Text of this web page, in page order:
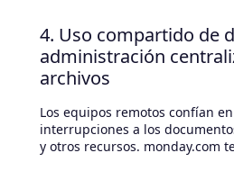
4. Uso compartido de
administración
archivos
Los equipos remotos confían
interrupciones a los
y otros recursos. monday.com